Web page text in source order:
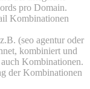
pro Domain.
Kombinationen
(seo agentur oder
kombiniert und
Kombinationen.
der Kombinationen